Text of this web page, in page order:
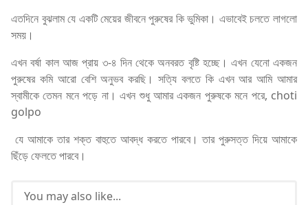
এতদিনে বুঝলাম যে একটি মেয়ের জীবনে পুরুষের কি ভুমিকা। এভাবেই চলতে লাগলো
সময়।
এখন বর্ষা কাল আজ প্রায় ৩-৪ দিন থেকে অনবরত বৃষ্টি হচ্ছে। এখন যেনো একজন
পুরুষের কমি আরো বেশি অনুভব করছি। সত্যি বলতে কি এখন আর আমি আমার
স্বামীকে তেমন মনে পড়ে না। এখন শুধু আমার একজন পুরুষকে মনে পরে, choti
golpo
যে আমাকে তার শক্ত বাহুতে আবদ্ধ করতে পারবে। তার পুরুসত্ত দিয়ে আমাকে
ছিঁড়ে ফেলতে পারবে।
You may also like...